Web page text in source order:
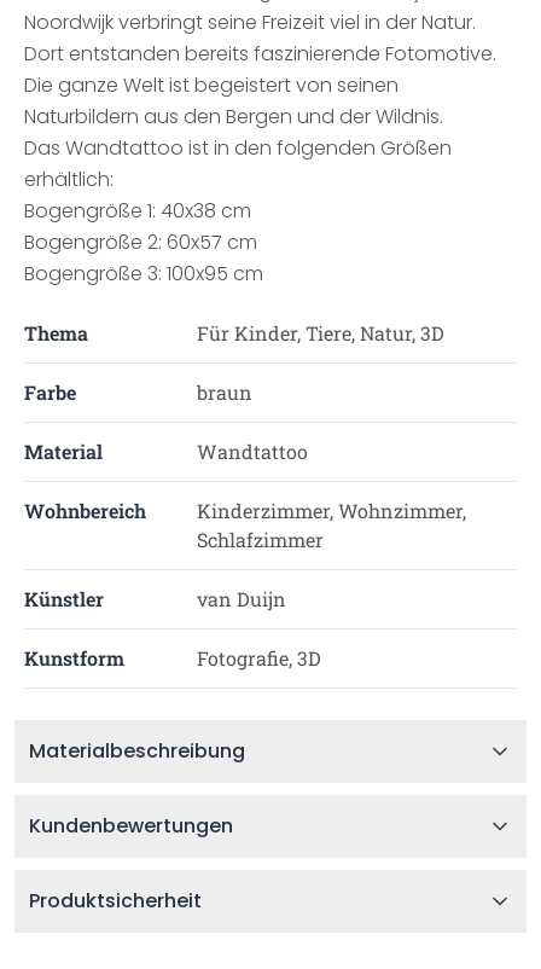
Noordwijk verbringt seine Freizeit viel in der Natur.
Dort entstanden bereits faszinierende Fotomotive.
Die ganze Welt ist begeistert von seinen
Naturbildern aus den Bergen und der Wildnis.
Das Wandtattoo ist in den folgenden Größen
erhältlich:
Bogengröße 1: 40x38 cm
Bogengröße 2: 60x57 cm
Bogengröße 3: 100x95 cm
Thema Für Kinder, Tiere, Natur, 3D
Farbe braun
Material Wandtattoo
Wohnbereich
Kinderzimmer, Wohnzimmer,
Schlafzimmer
Künstler van Duijn
Kunstform Fotografie, 3D
Materialbeschreibung
Kundenbewertungen
Produktsicherheit